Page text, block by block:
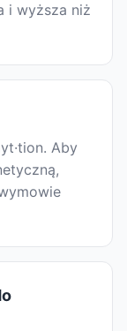
i wyższa niż
Aby